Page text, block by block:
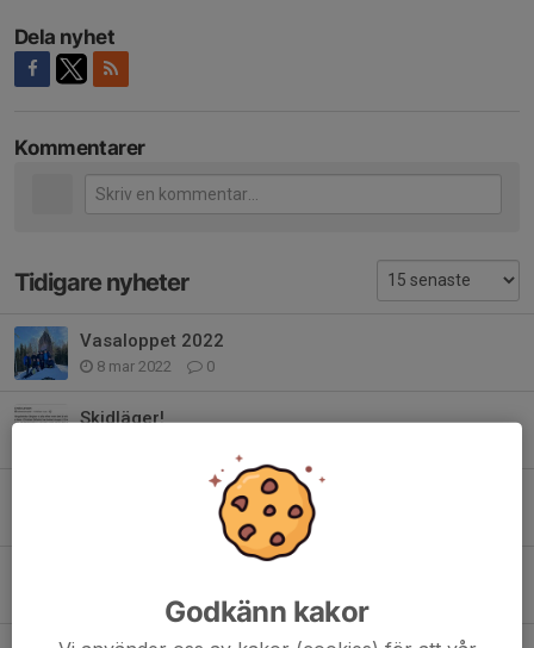
Dela nyhet
Kommentarer
Tidigare nyheter
Vasaloppet 2022
8 mar 2022 0
Skidläger!
Ännu fler åker rullskidor med FIK
0
6 apr 2020Godkänn kakor